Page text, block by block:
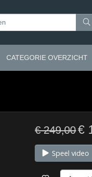
CATEGORIE OVERZICHT
€ 249,00€
Speel video